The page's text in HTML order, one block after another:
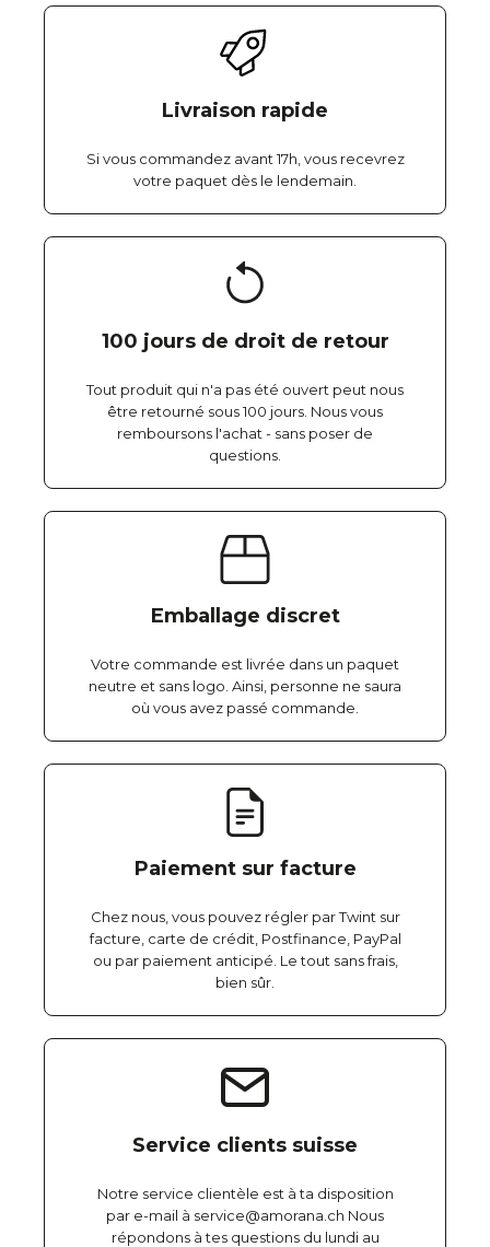
Livraison rapide
Si vous commandez avant 17h, vous recevrez
votre paquet dès le lendemain.
100 jours de droit de retour
Tout produit qui n'a pas été ouvert peut nous
être retourné sous 100 jours. Nous vous
remboursons l'achat - sans poser de
questions.
Emballage discret
Votre commande est livrée dans un paquet
neutre et sans logo. Ainsi, personne ne saura
où vous avez passé commande.
Paiement sur facture
Chez nous, vous pouvez régler par Twint sur
facture, carte de crédit, Postfinance, PayPal
ou par paiement anticipé. Le tout sans frais,
bien sûr.
Service clients suisse
Notre service clientèle est à ta disposition
par e-mail à service@amorana.ch Nous
répondons à tes questions du lundi au